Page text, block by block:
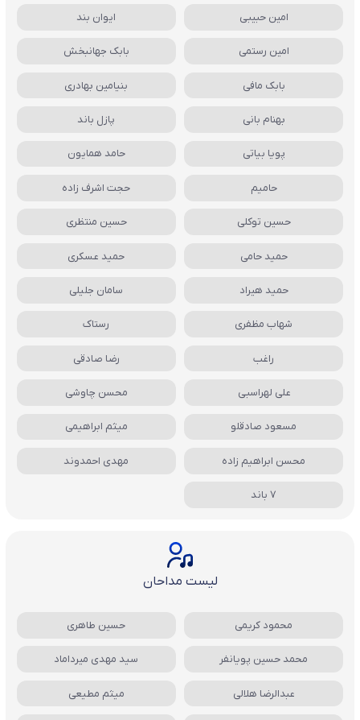
امین حبیبی ایوان بند
امین رستمی بابک جهانبخش
بابک مافی بنیامین بهادری
بهنام بانی پازل باند
پویا بیاتی حامد همایون
حامیم حجت اشرف زاده
حسین توکلی حسین منتظری
حمید حامی حمید عسکری
حمید هیراد سامان جلیلی
شهاب مظفری رستاک
راغب رضا صادقی
علی لهراسبی محسن چاوشی
مسعود صادقلو میثم ابراهیمی
محسن ابراهیم زاده مهدی احمدوند
7 باند
لیست مداحان
محمود کریمی حسین طاهری
محمد حسین پویانفر سید مهدی میرداماد
عبدالرضا هلالی میثم مطیعی